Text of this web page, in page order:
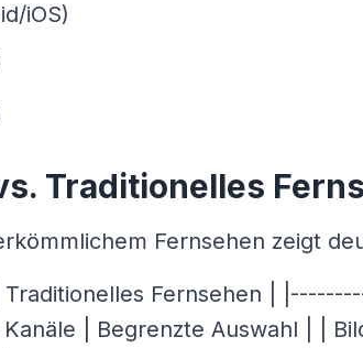
iOS)
Traditionelles
Fernsehen zeigt
Traditionelles Fernsehen |
| Begrenzte Auswahl | |